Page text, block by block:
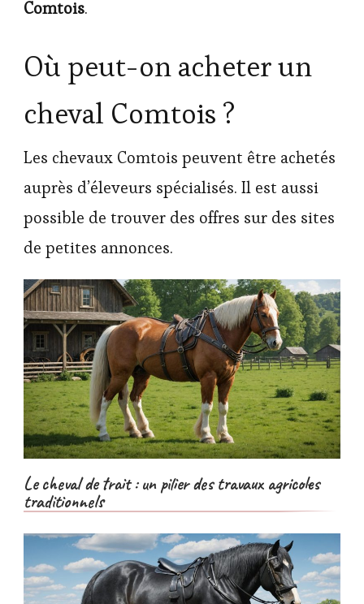
Comtois.
Où peut-on acheter un
cheval Comtois ?
Les chevaux Comtois peuvent être achetés
auprès d’éleveurs spécialisés. Il est aussi
possible de trouver des offres sur des sites
de petites annonces.
Le cheval de trait : un pilier des travaux agricoles
traditionnels